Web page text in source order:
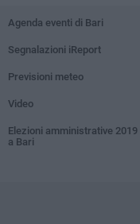
Agenda eventi di Bari
Segnalazioni iReport
Previsioni meteo
Video
Elezioni amministrative 2019
a Bari